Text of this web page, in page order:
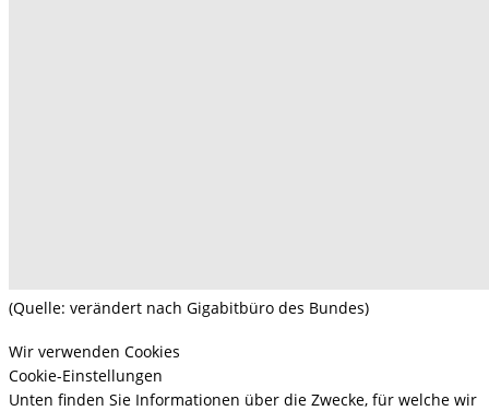
(Quelle: verändert nach Gigabitbüro des Bundes)
Wir verwenden Cookies
Cookie-Einstellungen
Unten finden Sie Informationen über die Zwecke, für welche wir